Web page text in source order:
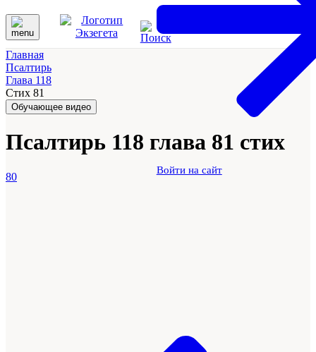
Войти на сайт
Главная
Псалтирь
Глава 118
Стих 81
Обучающее видео
Псалтирь 118 глава 81 стих
80